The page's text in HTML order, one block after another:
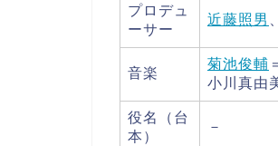
プロデュ
ーサー
近藤照男
音楽
菊池俊輔
小川真由
役名（台
本）
－